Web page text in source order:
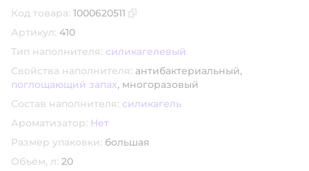
Код товара: 1000620511
Артикул: 410
Тип наполнителя: силикагелевый
Свойства наполнителя: антибактериальный,
поглощающий запах, многоразовый
Состав наполнителя: силикагель
Ароматизатор: Нет
Размер упаковки: большая
Объём, л: 20